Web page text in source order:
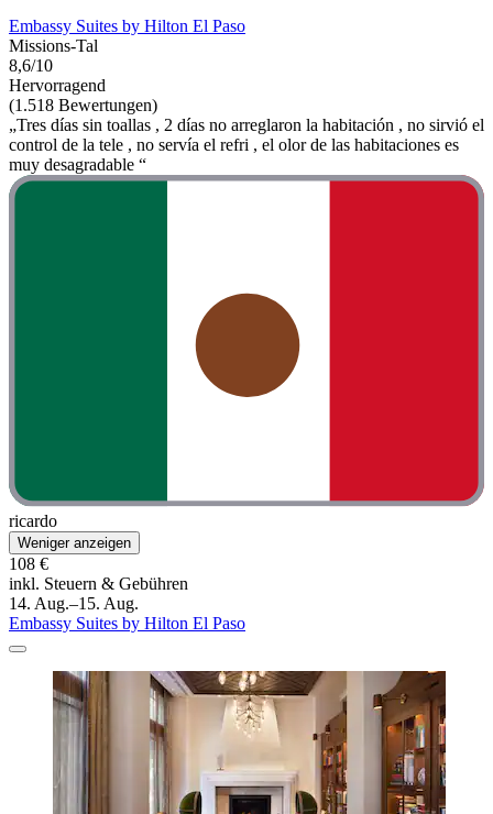
Embassy Suites by Hilton El Paso
Missions-Tal
8,6/10
Hervorragend
(1.518 Bewertungen)
„Tres días sin toallas , 2 días no arreglaron la habitación , no sirvió el
control de la tele , no servía el refri , el olor de las habitaciones es
muy desagradable “
ricardo
Weniger anzeigen
108 €
inkl. Steuern & Gebühren
14. Aug.–15. Aug.
Embassy Suites by Hilton El Paso